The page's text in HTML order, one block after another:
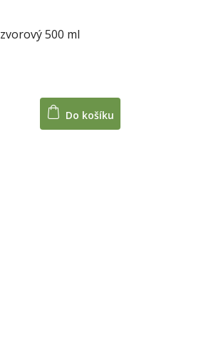
500 ml
Do košíku